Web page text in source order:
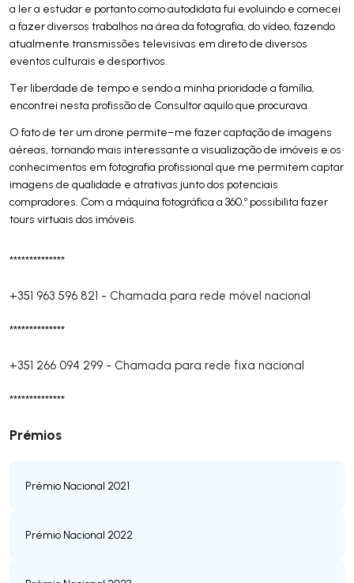
a ler a estudar e portanto como autodidata fui evoluindo e comecei
a fazer diversos trabalhos na área da fotografia, do vídeo, fazendo
atualmente transmissões televisivas em direto de diversos
eventos culturais e desportivos.
Ter liberdade de tempo e sendo a minha prioridade a família,
encontrei nesta profissão de Consultor aquilo que procurava.
O fato de ter um drone permite–me fazer captação de imagens
aéreas, tornando mais interessante a visualização de imóveis e os
conhecimentos em fotografia profissional que me permitem captar
imagens de qualidade e atrativas junto dos potenciais
compradores. Com a máquina fotográfica a 360.º possibilita fazer
tours virtuais dos imóveis.
**************
+351 963 596 821 - Chamada para rede móvel nacional
**************
+351 266 094 299 - Chamada para rede fixa nacional
**************
Prémios
Prémio Nacional 2021
Prémio Nacional 2022